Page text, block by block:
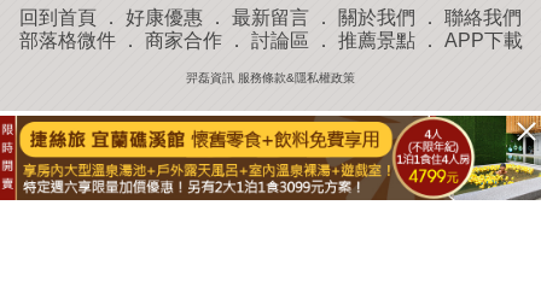
回到首頁 ． 好康優惠 ． 最新留言 ． 關於我們 ． 聯絡我們
部落格微件． 商家合作． 討論區 ． 推薦景點． APP下載
羿磊資訊 服務條款&隱私權政策